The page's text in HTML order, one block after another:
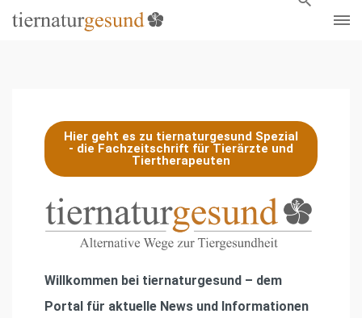
Hier geht es zu tiernaturgesund Spezial
- die Fachzeitschrift für Tierärzte und
Tiertherapeuten
Willkommen bei tiernaturgesund – dem
Portal für aktuelle News und Informationen